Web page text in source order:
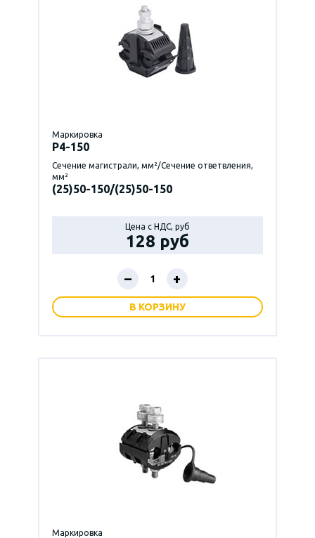
Маркировка
P4-150
Сечение магистрали, мм²/Сечение ответвления,
мм²
(25)50-150/(25)50-150
Цена с НДС, руб
128 руб
– +
В КОРЗИНУ
Маркировка